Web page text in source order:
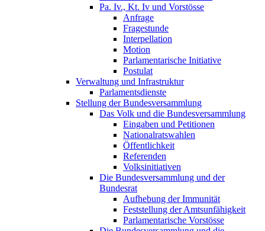
Pa. Iv., Kt. Iv und Vorstösse
Anfrage
Fragestunde
Interpellation
Motion
Parlamentarische Initiative
Postulat
Verwaltung und Infrastruktur
Parlamentsdienste
Stellung der Bundesversammlung
Das Volk und die Bundesversammlung
Eingaben und Petitionen
Nationalratswahlen
Öffentlichkeit
Referenden
Volksinitiativen
Die Bundesversammlung und der
Bundesrat
Aufhebung der Immunität
Feststellung der Amtsunfähigkeit
Parlamentarische Vorstösse